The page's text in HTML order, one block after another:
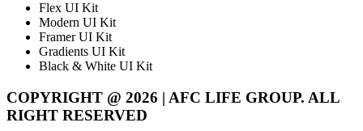
Flex UI Kit
Modern UI Kit
Framer UI Kit
Gradients UI Kit
Black & White UI Kit
COPYRIGHT @ 2026 | AFC LIFE GROUP. ALL
RIGHT RESERVED